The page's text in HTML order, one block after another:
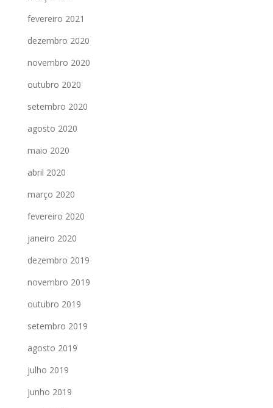
fevereiro 2021
dezembro 2020
novembro 2020
outubro 2020
setembro 2020
agosto 2020
maio 2020
abril 2020
março 2020
fevereiro 2020
janeiro 2020
dezembro 2019
novembro 2019
outubro 2019
setembro 2019
agosto 2019
julho 2019
junho 2019